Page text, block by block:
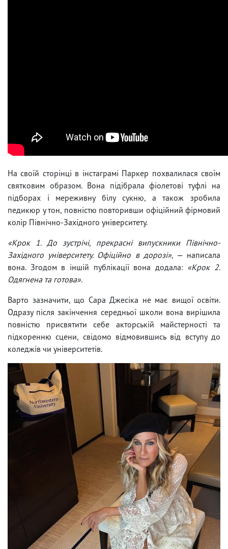
На своїй сторінці в інстаграмі Паркер похвалилася своїм
святковим образом. Вона підібрала фіолетові туфлі на
підборах і мереживну білу сукню, а також зробила
педикюр у тон, повністю повторивши офіційний фірмовий
колір Північно-Західного університету.
«Крок 1. До зустрічі, прекрасні випускники Північно-
Західного університету. Офіційно в дорозі», — написала
вона. Згодом в іншій публікації вона додала: «Крок 2.
Одягнена та готова».
Варто зазначити, що Сара Джесіка не має вищої освіти.
Одразу після закінчення середньої школи вона вирішила
повністю присвятити себе акторській майстерності та
підкоренню сцени, свідомо відмовившись від вступу до
коледжів чи університетів.